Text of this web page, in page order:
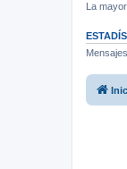
La